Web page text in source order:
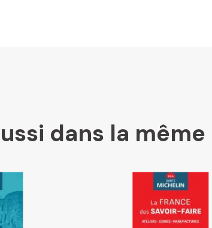
Mollat
Libraires Ensemble
dans la